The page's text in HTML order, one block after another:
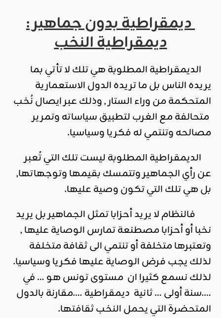
ديمقراطية بدون جماهير :
ديمقراطية النخب
الديمقراطية المطلوبة هي تلك لا تأتي بما
يريده الناس بل ما تريده الدول الاستعمارية
المتحكمة من وراء الستار , وذلك عبر ايصال نُخب
متحالفة مع الغرب لتطبيق سياساته وتمرير
مصالحه وتنتمي له فكريا وسياسيا.
الديمقراطية المطلوبة ليست تلك التي تُعبر
عن رأي الجماهير وتتمسك بقيمها وتوجهاتها,
بل هي تلك التي تكون وصية عليها.
فالنظام لا يريد أحزابا تمثل الجماهير بل يريد
نخبا أو أحزابا مصطنعة تمارس الوصاية عليها ,
وتعتبرها متخلفة أو تنتمي الى ثقافة متخلفة
لذلك يجب فرض الوصاية عليها فكريا وسياسيا.
لذلك نسمع كثيرا ان مستوى تونس هو … في
….سنة أولى … ثانية ديمقراطية ….مقارنة بالدول
المتحضرة التي يحمل النخب ثقافتها.